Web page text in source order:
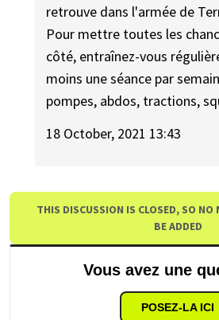
retrouve dans l'armée de
Pour mettre toutes les
côté, entraînez-vous
moins une séance par
pompes, abdos, tractions,
18 October, 2021 13:43
THIS DISCUSSION IS CLOSED, SO NO
BE ADDED
Vous avez une
POSEZ-LA ICI